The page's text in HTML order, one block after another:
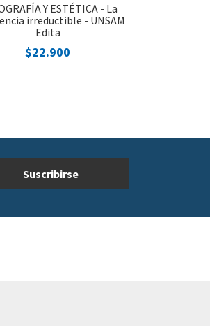
Y ESTÉTICA - La
irreductible - UNSAM
Edita
$22.900